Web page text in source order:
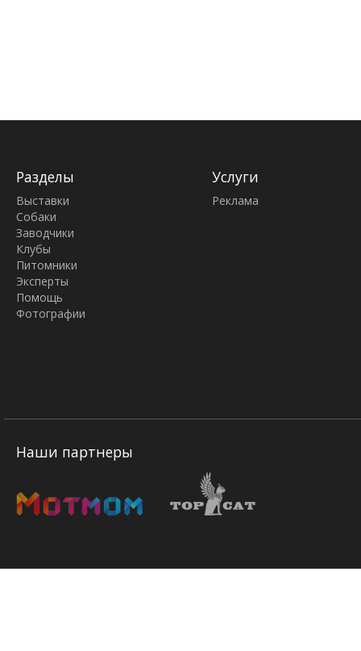
Разделы
Выставки
Собаки
Заводчики
Клубы
Питомники
Эксперты
Помощь
Фотографии
Услуги
Реклама
Наши партнеры